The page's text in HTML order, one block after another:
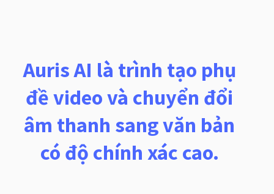
Auris AI là trình tạo phụ
đề video và chuyển đổi
âm thanh sang văn bản
có độ chính xác cao.